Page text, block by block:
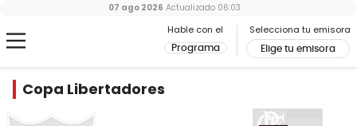
Hable con el
Programa
Selecciona tu emisora
Elige tu emisora
07 ago 2026 Actualizado 06:03
Copa Libertadores